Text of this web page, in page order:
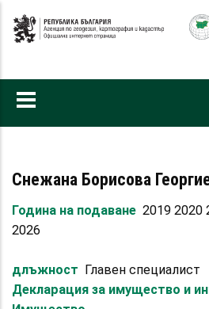
към
Снежана Борисова
Година на подаване 2019 2020
2026
длъжност
Главен специалист
Декларация за имущество и